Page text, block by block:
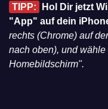
TIPP:
Hol Dir jetzt
"App" auf dein
rechts (Chrome) auf
nach oben), und
Homebildschirm".